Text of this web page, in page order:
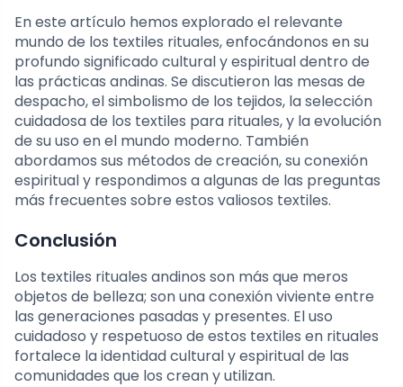
En este artículo hemos explorado el relevante
mundo de los textiles rituales, enfocándonos en su
profundo significado cultural y espiritual dentro de
las prácticas andinas. Se discutieron las mesas de
despacho, el simbolismo de los tejidos, la selección
cuidadosa de los textiles para rituales, y la evolución
de su uso en el mundo moderno. También
abordamos sus métodos de creación, su conexión
espiritual y respondimos a algunas de las preguntas
más frecuentes sobre estos valiosos textiles.
Conclusión
Los textiles rituales andinos son más que meros
objetos de belleza; son una conexión viviente entre
las generaciones pasadas y presentes. El uso
cuidadoso y respetuoso de estos textiles en rituales
fortalece la identidad cultural y espiritual de las
comunidades que los crean y utilizan.